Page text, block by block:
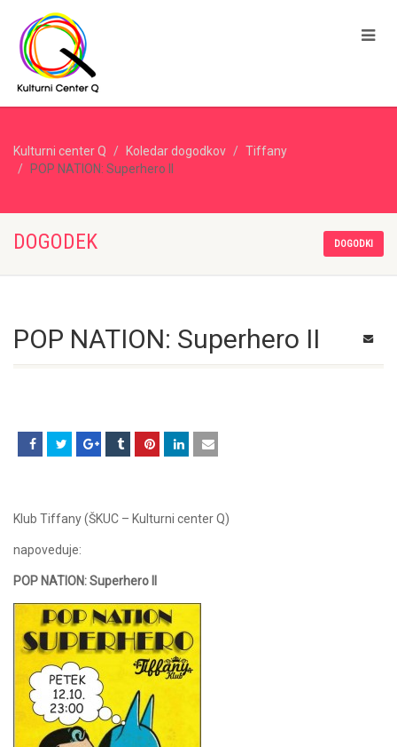
Kulturni center Q Koledar dogodkov
Tiffany
POP NATION: Superhero II
DOGODEK DOGODKI
POP NATION: Superhero II
Klub Tiffany (ŠKUC – Kulturni center Q)
napoveduje:
POP NATION: Superhero II